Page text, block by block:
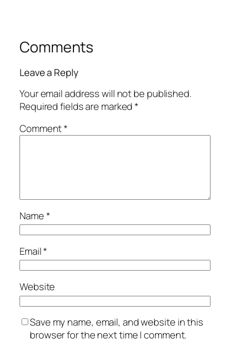
Comments
Leave a Reply
Your email address will not be published.
Required fields are marked*
Comment*
Name*
Email*
Website
Save my name, email, and website in this
browser for the next time I comment.